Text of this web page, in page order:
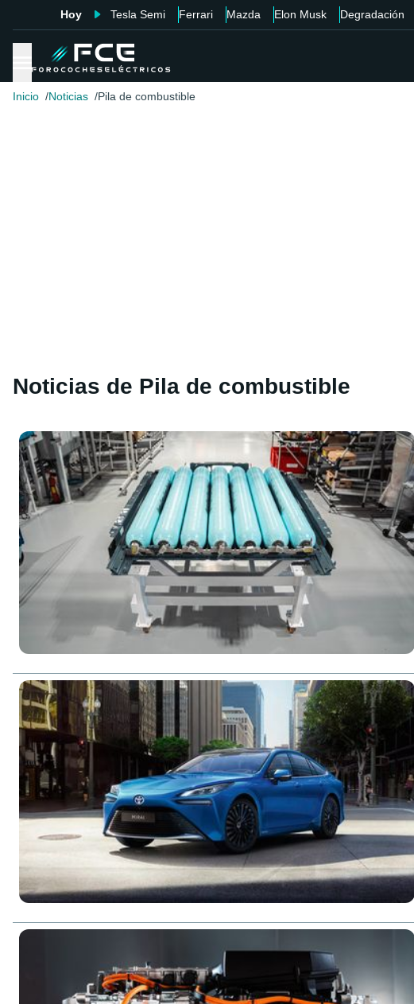
Hoy Tesla Semi Ferrari Mazda Elon Musk Degradación
Inicio Noticias Pila de combustible
Noticias de Pila de combustible